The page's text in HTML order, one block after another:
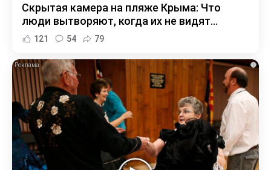
Скрытая камера на пляже Крыма: Что
люди вытворяют, когда их не видят...
121 54 79
i